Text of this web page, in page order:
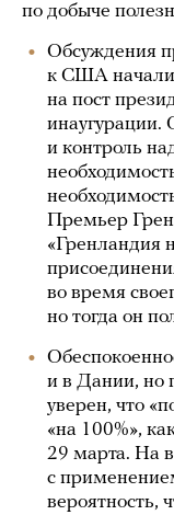
по добыче
Обсуждения
к США
на пост
инаугурации.
и контроль
Премьер
«Гренландия
во время
но тогда он
и в Дании,
уверен, что
«на 100%»,
29 марта. На
с
вероятность,